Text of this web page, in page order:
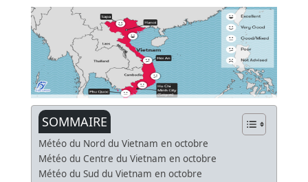
SOMMAIRE
Météo du Nord du Vietnam en octobre
Météo du Centre du Vietnam en octobre
Météo du Sud du Vietnam en octobre